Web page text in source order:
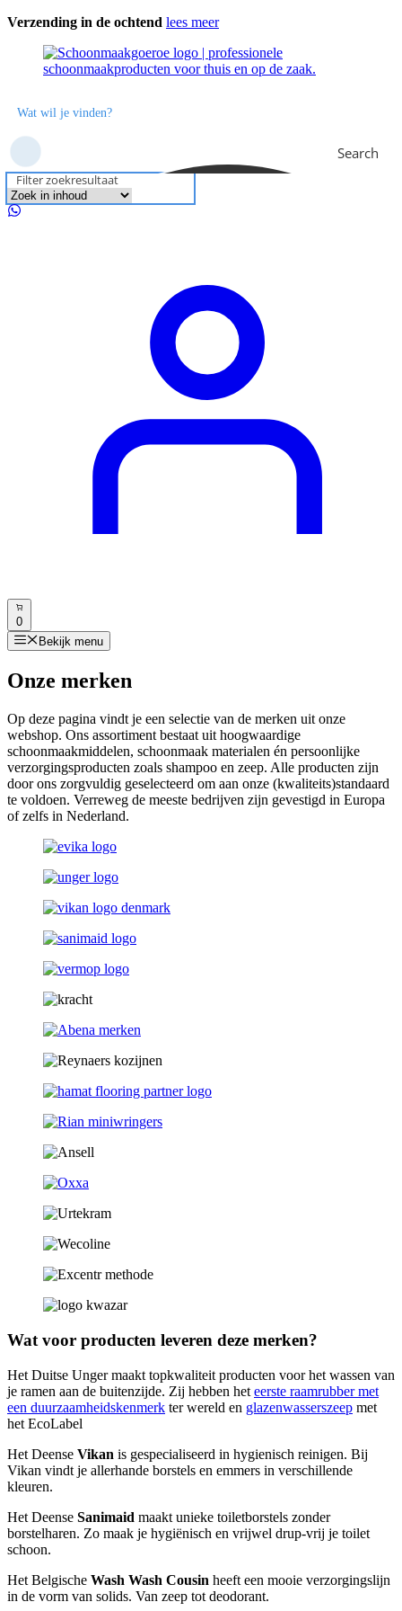
Ga
inhoud
Verzending in de ochtend lees meer
Search
Filter zoekresultaat
0
Bekijk menu
Onze merken
Op deze pagina vindt je een selectie van de merken uit onze
webshop. Ons assortiment bestaat uit hoogwaardige
schoonmaakmiddelen, schoonmaak materialen én persoonlijke
verzorgingsproducten zoals shampoo en zeep. Alle producten zijn
door ons zorgvuldig geselecteerd om aan onze (kwaliteits)standaard
te voldoen. Verreweg de meeste bedrijven zijn gevestigd in Europa
of zelfs in Nederland.
Wat voor producten leveren deze merken?
Het Duitse Unger maakt topkwaliteit producten voor het wassen van
je ramen aan de buitenzijde. Zij hebben het eerste raamrubber met
een duurzaamheidskenmerk ter wereld en glazenwasserszeep met
het EcoLabel
Het Deense Vikan is gespecialiseerd in hygienisch reinigen. Bij
Vikan vindt je allerhande borstels en emmers in verschillende
kleuren.
Het Deense Sanimaid maakt unieke toiletborstels zonder
borstelharen. Zo maak je hygiënisch en vrijwel drup-vrij je toilet
schoon.
Het Belgische Wash Wash Cousin heeft een mooie verzorgingslijn
in de vorm van solids. Van zeep tot deodorant.